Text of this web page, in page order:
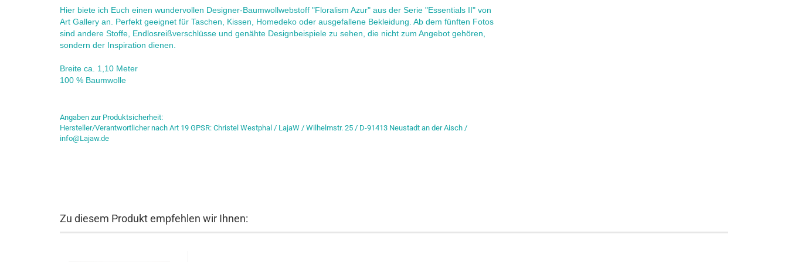
Hier biete ich Euch einen wundervollen Designer-Baumwollwebstoff "Floralism Azur" aus der Serie "Essentials II" von
Art Gallery an. Perfekt geeignet für Taschen, Kissen, Homedeko oder ausgefallene Bekleidung. Ab dem fünften Fotos
sind andere Stoffe, Endlosreißverschlüsse und genähte Designbeispiele zu sehen, die nicht zum Angebot gehören,
sondern der Inspiration dienen.
Breite ca. 1,10 Meter
100 % Baumwolle
Angaben zur Produktsicherheit:
Hersteller/Verantwortlicher nach Art 19 GPSR: Christel Westphal / LajaW / Wilhelmstr. 25 / D-91413 Neustadt an der Aisch /
info@Lajaw.de
Zu diesem Produkt empfehlen wir Ihnen: